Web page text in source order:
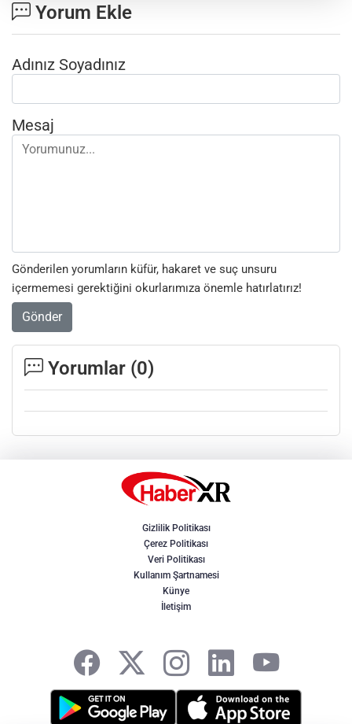
Yorum Ekle
Adınız Soyadınız
Mesaj
Gönderilen yorumların küfür, hakaret ve suç unsuru
içermemesi gerektiğini okurlarımıza önemle hatırlatırız!
Gönder
Yorumlar (0)
Gizlilik Politikası
Çerez Politikası
Veri Politikası
Kullanım Şartnamesi
Künye
İletişim